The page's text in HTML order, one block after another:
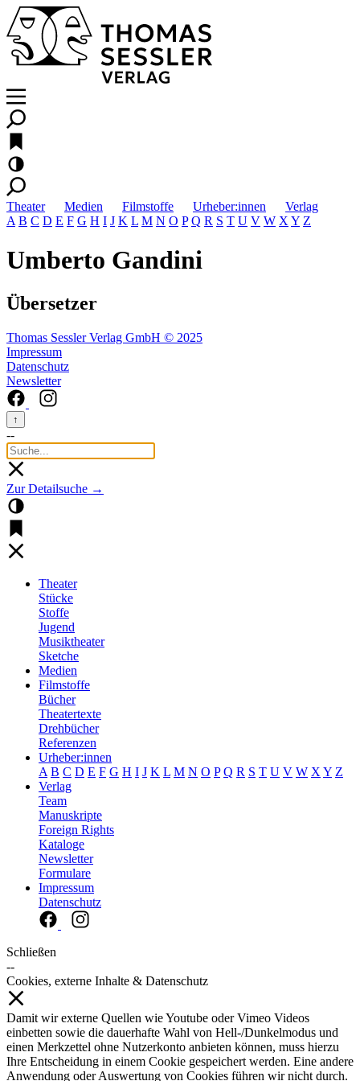
Theater Medien Filmstoffe Urheber:innen
Verlag
A B C D E F G H I J K L M N O P Q R S T U V W X Y Z
Umberto Gandini
Übersetzer
Thomas Sessler Verlag GmbH © 2025
Impressum
Datenschutz
Newsletter
↑
--
Zur Detailsuche →
Theater
Stücke
Stoffe
Jugend
Musiktheater
Sketche
Medien
Filmstoffe
Bücher
Theatertexte
Drehbücher
Referenzen
Urheber:innen
A B C D E F G H I J K L M N O P Q R S T U V W X Y Z
Verlag
Team
Manuskripte
Foreign Rights
Kataloge
Newsletter
Formulare
Impressum
Datenschutz
Schließen
--
Cookies, externe Inhalte & Datenschutz
Damit wir externe Quellen wie Youtube oder Vimeo Videos
einbetten sowie die dauerhafte Wahl von Hell-/Dunkelmodus und
einen Merkzettel ohne Nutzerkonto anbieten können, muss hierzu
Ihre Entscheidung in einem Cookie gespeichert werden. Eine andere
Anwendung oder Auswertung von Cookies führen wir nicht durch.